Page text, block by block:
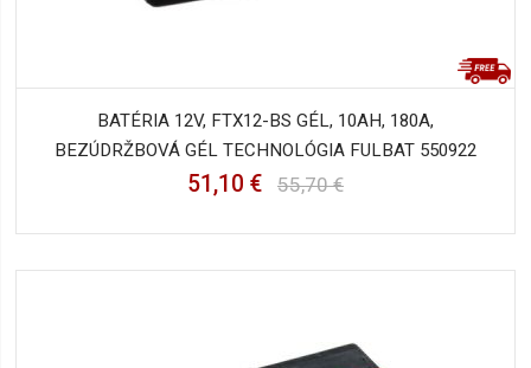
BATÉRIA 12V, FTX12-BS GÉL, 10AH, 180A,
BEZÚDRŽBOVÁ GÉL TECHNOLÓGIA FULBAT 550922
51,10 € 55,70 €